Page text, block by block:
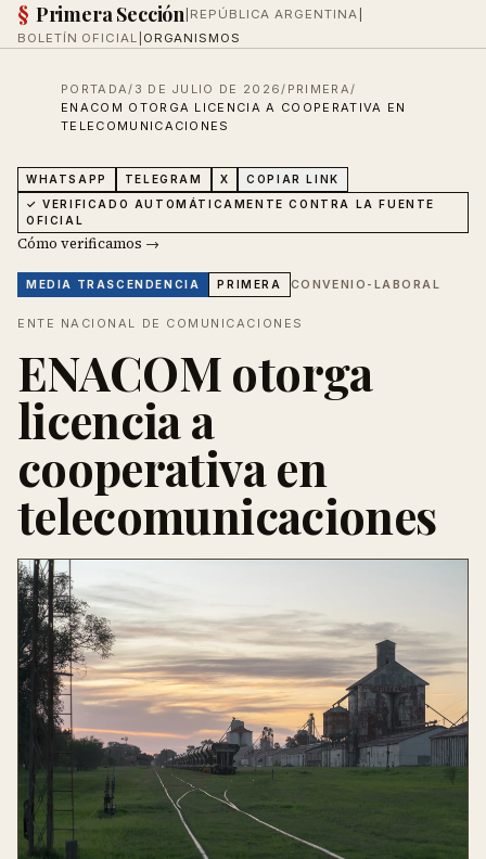
§ Primera Sección REPÚBLICA ARGENTINA
BOLETÍN OFICIAL ORGANISMOS
PORTADA/ 3 DE JULIO DE 2026/ PRIMERA/
ENACOM OTORGA LICENCIA A COOPERATIVA EN
TELECOMUNICACIONES
WHATSAPP TELEGRAM X
COPIAR LINK
✓ VERIFICADO AUTOMÁTICAMENTE CONTRA LA FUENTE
OFICIAL
Cómo verificamos →
MEDIA TRASCENDENCIA PRIMERA CONVENIO-LABORAL
ENTE NACIONAL DE COMUNICACIONES
ENACOM otorga
licencia a
cooperativa en
telecomunicaciones